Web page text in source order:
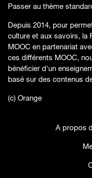
Passer au thème
Depuis 2014, pour
culture et aux savoirs, la
MOOC en partenariat
ces différents MOOC,
bénéficier d'un
basé sur des contenus
(c) Orange
A propos